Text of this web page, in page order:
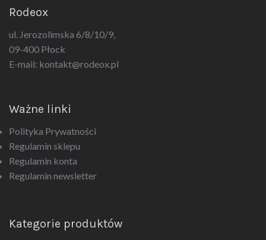
ul. Jerozolimska 6/8/10/9,
09-400 Płock
E-mail: kontakt@rodeox.pl
Polityka Prywatności
Regulamin sklepu
Regulamin konta
Regulamin newsletter
Akcesoria